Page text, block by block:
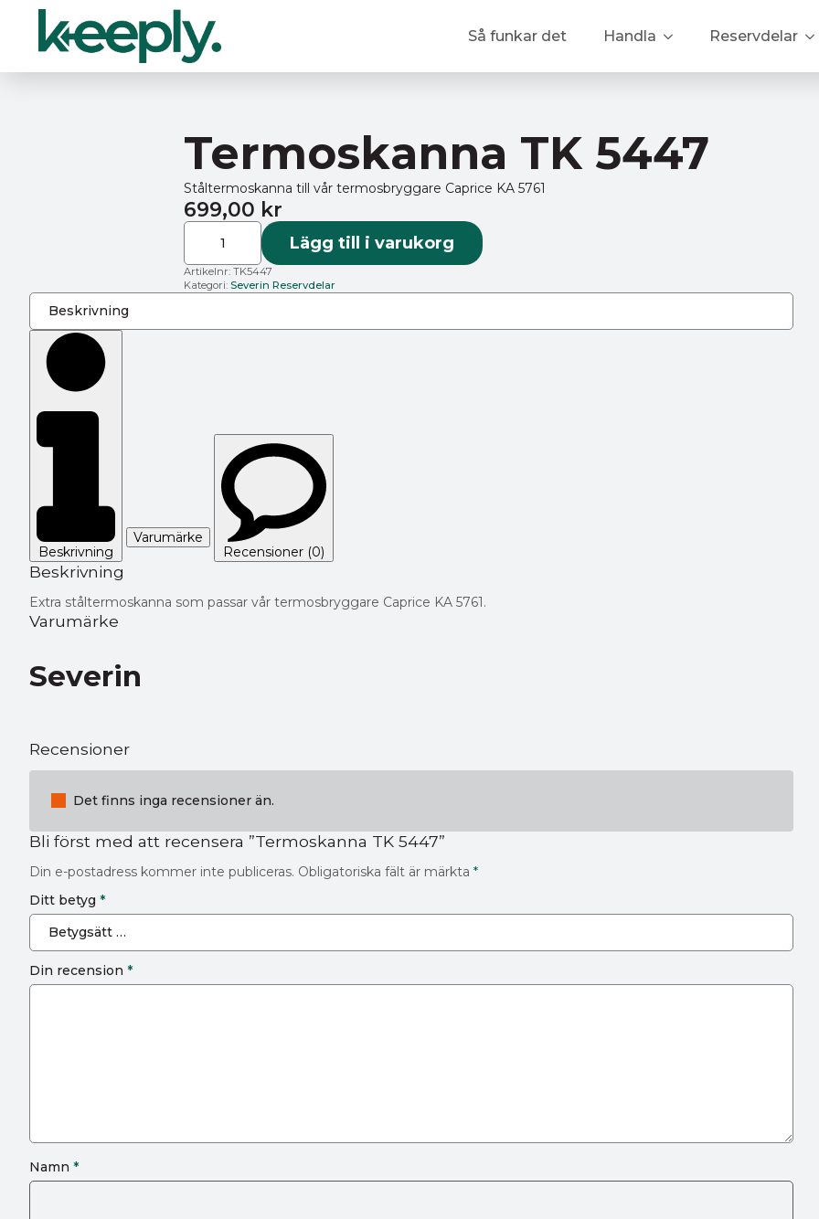
Så funkar det Handla Reservdelar
Termoskanna TK 5447
Ståltermoskanna till vår termosbryggare Caprice KA 5761
699,00 kr
Termoskanna
mängd
Lägg till i varukorg
Artikelnr: TK5447
Kategori: Severin Reservdelar
Beskrivning
Varumärke
Recensioner (0)
Beskrivning
Extra ståltermoskanna som passar vår termosbryggare Caprice KA 5761.
Varumärke
Severin
Recensioner
Det finns inga recensioner än.
Bli först med att recensera ”Termoskanna TK 5447”
Din e-postadress kommer inte publiceras. Obligatoriska fält är märkta *
Ditt betyg *
Din recension *
Namn *